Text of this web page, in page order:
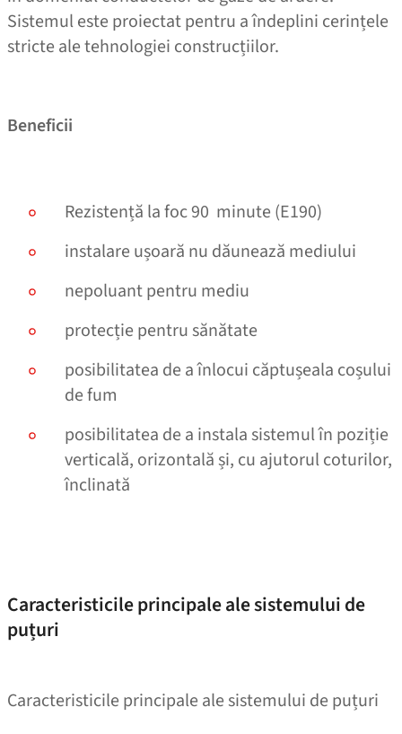
Sistemul este proiectat pentru a îndeplini cerințele
stricte ale tehnologiei construcțiilor.
Beneficii
Rezistență la foc 90 minute (E190)
instalare ușoară nu dăunează mediului
nepoluant pentru mediu
protecție pentru sănătate
posibilitatea de a înlocui căptușeala coșului
de fum
posibilitatea de a instala sistemul în poziție
verticală, orizontală și, cu ajutorul coturilor,
înclinată
Caracteristicile principale ale sistemului de
puțuri
Caracteristicile principale ale sistemului de puțuri